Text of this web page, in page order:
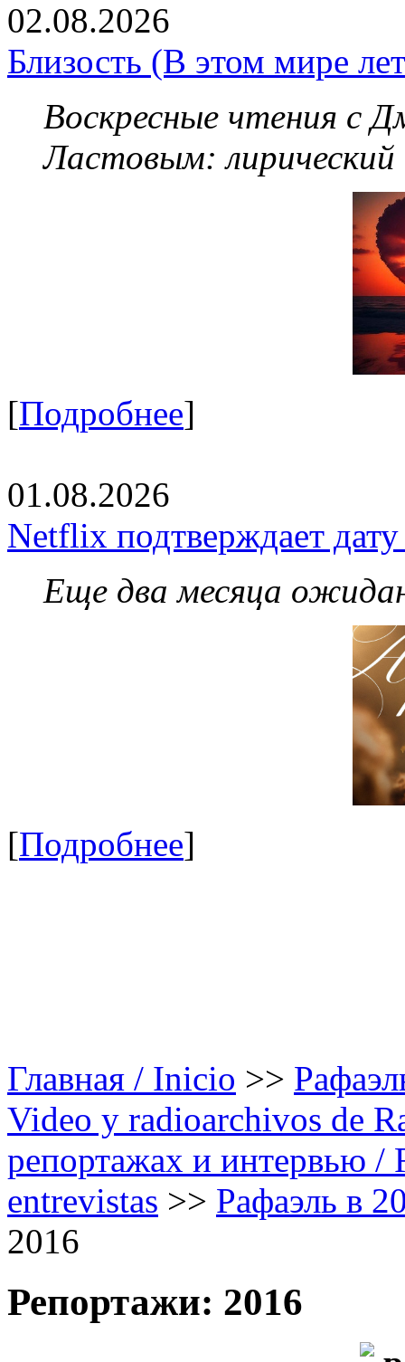
02.08.2026
Близость (В этом мире
Воскресные чтения с
Ластовым:
[Подробнее]
01.08.2026
Netflix подтверждает
Еще два месяца
[Подробнее]
Главная / Inicio >>
Video y radioarchivos de
репортажах и интервью /
entrevistas >> Рафаэль в
2016
Репортажи: 2016